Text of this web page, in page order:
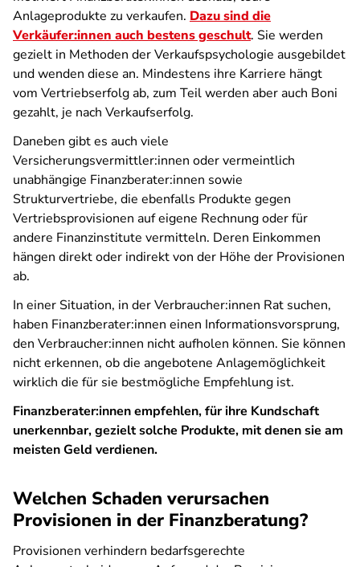
Anlageprodukte zu verkaufen. Dazu sind die
Verkäufer:innen auch bestens geschult. Sie werden
gezielt in Methoden der Verkaufspsychologie ausgebildet
und wenden diese an. Mindestens ihre Karriere hängt
vom Vertriebserfolg ab, zum Teil werden aber auch Boni
gezahlt, je nach Verkaufserfolg.
Daneben gibt es auch viele
Versicherungsvermittler:innen oder vermeintlich
unabhängige Finanzberater:innen sowie
Strukturvertriebe, die ebenfalls Produkte gegen
Vertriebsprovisionen auf eigene Rechnung oder für
andere Finanzinstitute vermitteln. Deren Einkommen
hängen direkt oder indirekt von der Höhe der Provisionen
ab.
In einer Situation, in der Verbraucher:innen Rat suchen,
haben Finanzberater:innen einen Informationsvorsprung,
den Verbraucher:innen nicht aufholen können. Sie können
nicht erkennen, ob die angebotene Anlagemöglichkeit
wirklich die für sie bestmögliche Empfehlung ist.
Finanzberater:innen empfehlen, für ihre Kundschaft
unerkennbar, gezielt solche Produkte, mit denen sie am
meisten Geld verdienen.
Welchen Schaden verursachen
Provisionen in der Finanzberatung?
Provisionen verhindern bedarfsgerechte